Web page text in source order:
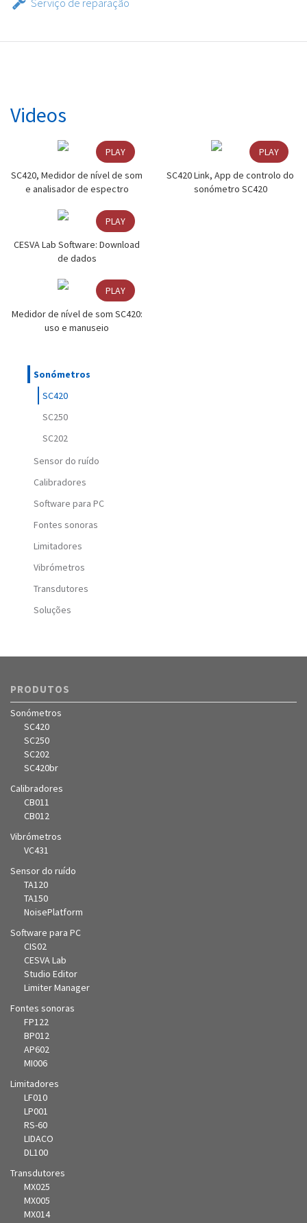
Serviço de reparação
Videos
PLAY
SC420, Medidor de nível de som
e analisador de espectro
PLAY
SC420 Link, App de controlo do
sonómetro SC420
PLAY
CESVA Lab Software: Download
de dados
PLAY
Medidor de nível de som SC420:
uso e manuseio
Sonómetros
SC420
SC250
SC202
Sensor do ruído
Calibradores
Software para PC
Fontes sonoras
Limitadores
Vibrómetros
Transdutores
Soluções
PRODUTOS
Sonómetros
SC420
SC250
SC202
SC420br
Calibradores
CB011
CB012
Vibrómetros
VC431
Sensor do ruído
TA120
TA150
NoisePlatform
Software para PC
CIS02
CESVA Lab
Studio Editor
Limiter Manager
Fontes sonoras
FP122
BP012
AP602
MI006
Limitadores
LF010
LP001
RS-60
LIDACO
DL100
Transdutores
MX025
MX005
MX014